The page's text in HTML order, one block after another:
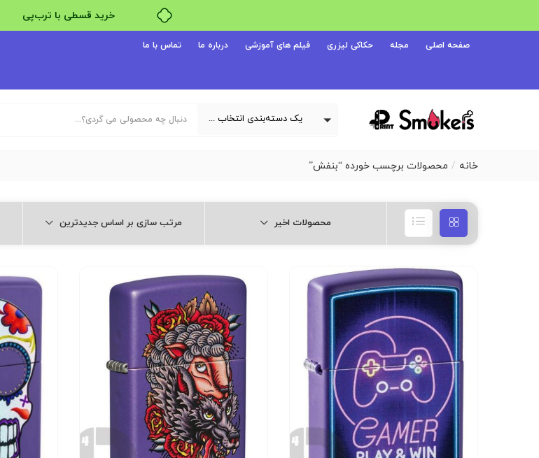
خرید قسطی با ترب‌پی
صفحه اصلی مجله حکاکی لیزری فیلم های آموزشی درباره ما تماس با ما
یک دسته‌بندی انتخاب کنید
خانه محصولات برچسب خورده “بنفش”
محصولات اخیر مرتب سازی بر اساس جدیدترین